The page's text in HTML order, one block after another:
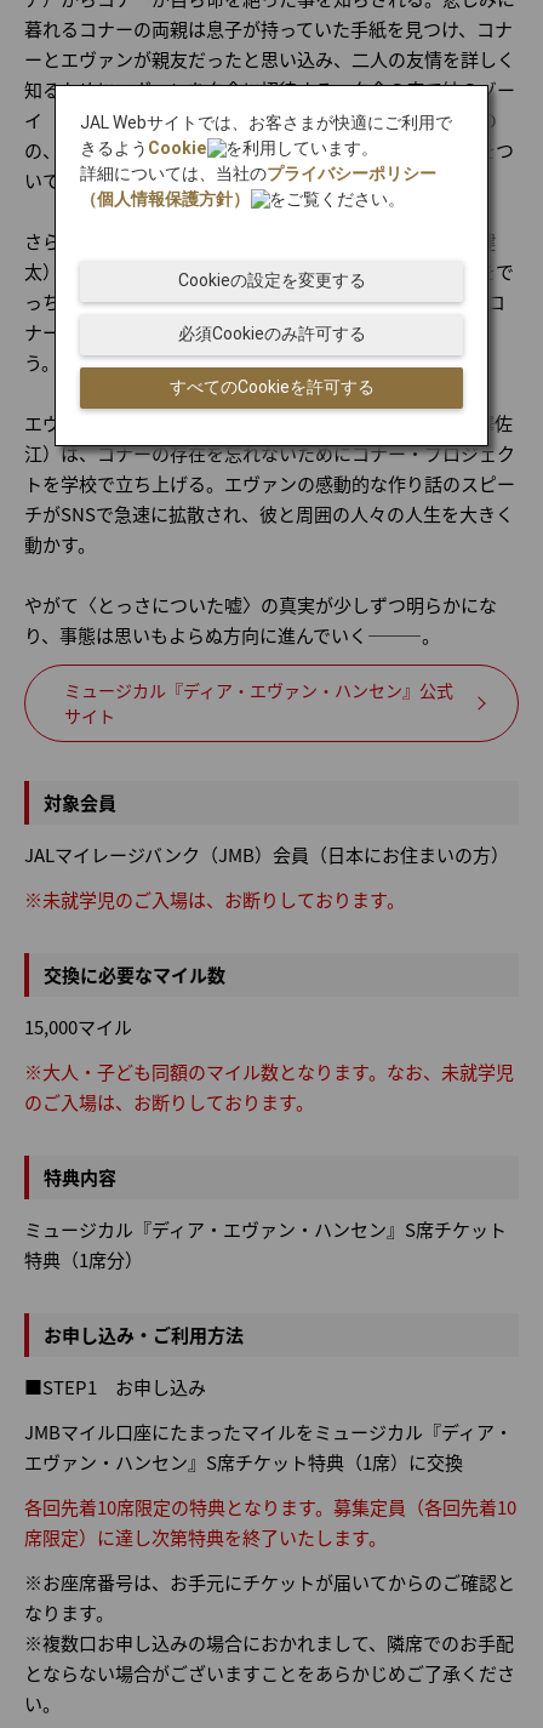
暮れるコナーの両親は息子が持っていた手紙を見つけ、コナ
ーとエヴァンが親友だったと思い込み、二人の友情を詳しく
知るためにエヴァンを夕食に招待する。夕食の席で妹のゾー
イ（木下晴香／松岡茉優）から疑いの目を向けられるもの
の、エヴァンは両親の悲しみに耐えきれず、とっさに嘘をつ
いてしまう。
さらにエヴァンは、友人のジャレッド（上口耕平／須賀健
太）の力を借りて、友情の証拠であるメールのやり取りをで
っち上げる。コナーの両親にメールのやり取りを見せ、“コ
ナーとの楽しかった思い出”を語り、嘘を塗り重ねてしま
う。
エヴァンとジャレッド、同級生のアラナ（高野菜々／宮澤佐
江）は、コナーの存在を忘れないためにコナー・プロジェク
トを学校で立ち上げる。エヴァンの感動的な作り話のスピー
チがSNSで急速に拡散され、彼と周囲の人々の人生を大きく
動かす。
やがて〈とっさについた嘘〉の真実が少しずつ明らかにな
り、事態は思いもよらぬ方向に進んでいく―――。
ミュージカル『ディア・エヴァン・ハンセン』公式
サイト
対象会員
JALマイレージバンク（JMB）会員（日本にお住まいの方）
※未就学児のご入場は、お断りしております。
交換に必要なマイル数
15,000マイル
※大人・子ども同額のマイル数となります。なお、未就学児
のご入場は、お断りしております。
特典内容
ミュージカル『ディア・エヴァン・ハンセン』S席チケット
特典（1席分）
お申し込み・ご利用方法
■STEP1 お申し込み
JMBマイル口座にたまったマイルをミュージカル『ディア・
エヴァン・ハンセン』S席チケット特典（1席）に交換
各回先着10席限定の特典となります。募集定員（各回先着10
席限定）に達し次第特典を終了いたします。
※お座席番号は、お手元にチケットが届いてからのご確認と
なります。
※複数口お申し込みの場合におかれまして、隣席でのお手配
とならない場合がございますことをあらかじめご了承くださ
い。
JAL Webサイトでは、お客さまが快適にご利用で
きるよう Cookie
を利用しています。
詳細については、当社のプライバシーポリシー
（個人情報保護方針）
をご覧ください。
すべてのCookieを許可する
必須Cookieのみ許可する
Cookieの設定を変更する